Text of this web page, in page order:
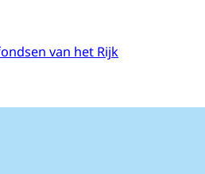
van het Rijk